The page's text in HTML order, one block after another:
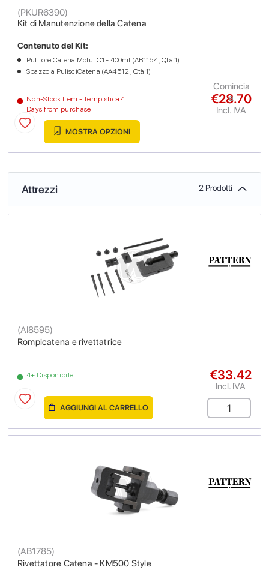
Kit di Manutenzione della Catena
(PKUR6390)
Non-Stock Item - Tempistica 4
Days from purchase
Contenuto del Kit:
Pulitore Catena Motul C1 - 400ml (AB1154 , Qtà 1)
Spazzola PulisciCatena (AA4512 , Qtà 1)
€28.70
Incl. IVA
Comincia
a
MOSTRA OPZIONI
Attrezzi 2 Prodotti
Rompicatena e rivettatrice
(AI8595)
4+ Disponibile €33.42
Incl. IVA
AGGIUNGI AL CARRELLO
Rivettatore Catena - KM500 Style
(AB1785)